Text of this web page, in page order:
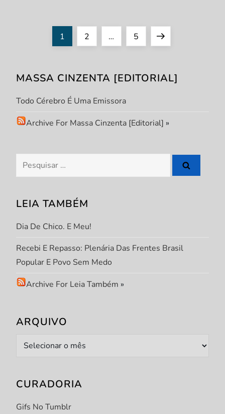
g
n
a
ç
ã
o
d
e
o
s
Page
1 Page
2 … Page
5
Next
MASSA CINZENTA [EDITORIAL]
Todo Cérebro É Uma Emissora
Archive For Massa Cinzenta [Editorial] »
Pesquisar
por:
LEIA TAMBÉM
Dia De Chico. E Meu!
Recebi E Repasso: Plenária Das Frentes Brasil
Popular E Povo Sem Medo
Archive For Leia Também »
ARQUIVO
Arquivo
CURADORIA
Gifs No Tumblr